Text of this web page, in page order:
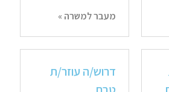
מעבר למשרה »
דרוש/ה עוזר/ת